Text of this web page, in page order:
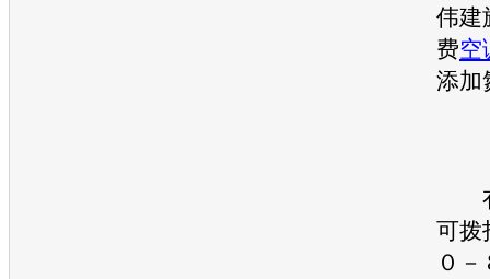
伟建
费空
添加
有
可拨
０